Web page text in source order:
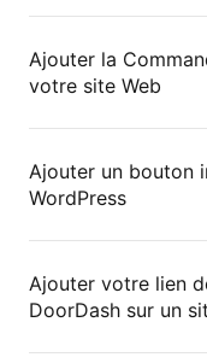
Ajouter la
votre site Web
Ajouter un bouton
WordPress
Ajouter votre lien
DoorDash sur un